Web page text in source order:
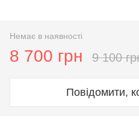
Немає в наявності
8 700 грн 9 100
Повідомити,